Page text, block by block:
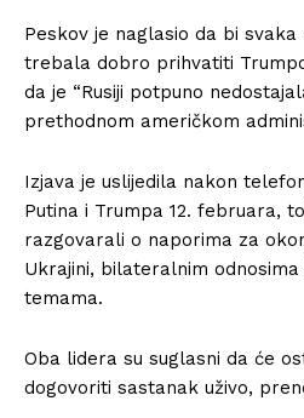
Peskov je naglasio da bi
trebala dobro prihvatiti
da je “Rusiji potpuno
prethodnom američkom
Izjava je uslijedila nakon
Putina i Trumpa 12. februara,
razgovarali o naporima za
Ukrajini, bilateralnim
temama.
Oba lidera su suglasni da će
dogovoriti sastanak uživo,